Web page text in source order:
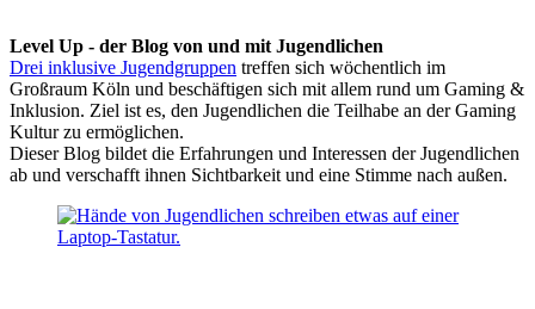
Level Up - der Blog von und mit Jugendlichen
Drei inklusive Jugendgruppen treffen sich wöchentlich im
Großraum Köln und beschäftigen sich mit allem rund um Gaming &
Inklusion. Ziel ist es, den Jugendlichen die Teilhabe an der Gaming
Kultur zu ermöglichen.
Dieser Blog bildet die Erfahrungen und Interessen der Jugendlichen
ab und verschafft ihnen Sichtbarkeit und eine Stimme nach außen.